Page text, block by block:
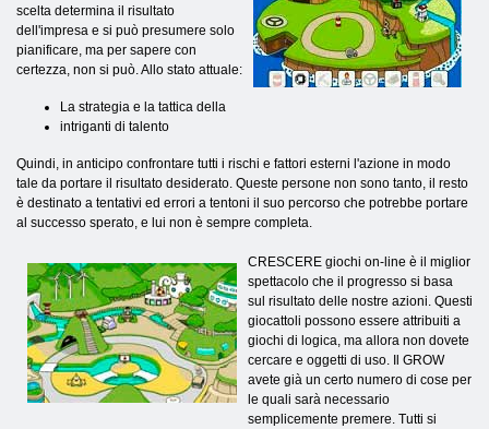
scelta determina il risultato
dell'impresa e si può presumere solo
pianificare, ma per sapere con
certezza, non si può. Allo stato attuale:
La strategia e la tattica della
intriganti di talento
Quindi, in anticipo confrontare tutti i rischi e fattori esterni l'azione in modo
tale da portare il risultato desiderato. Queste persone non sono tanto, il resto
è destinato a tentativi ed errori a tentoni il suo percorso che potrebbe portare
al successo sperato, e lui non è sempre completa.
CRESCERE giochi on-line è il miglior
spettacolo che il progresso si basa
sul risultato delle nostre azioni. Questi
giocattoli possono essere attribuiti a
giochi di logica, ma allora non dovete
cercare e oggetti di uso. Il GROW
avete già un certo numero di cose per
le quali sarà necessario
semplicemente premere. Tutti si